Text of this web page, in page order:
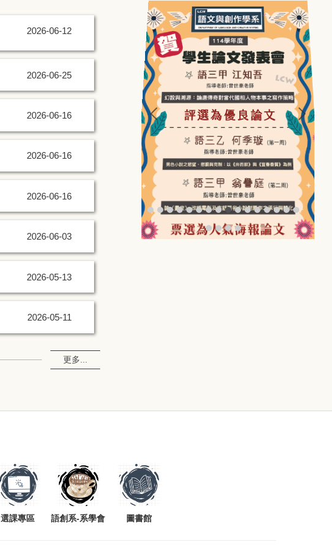
2026-06-12
2026-06-25
2026-06-16
2026-06-16
2026-06-16
2026-06-03
2026-05-13
2026-05-11
更多...
選課專區 語創系-系學會 圖書館